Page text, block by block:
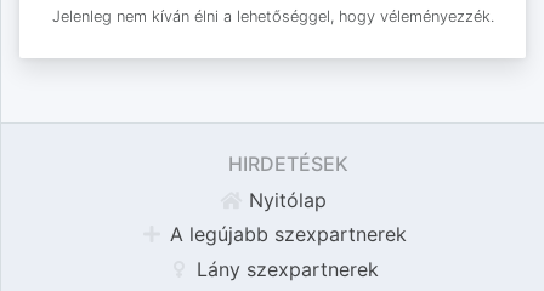
Jelenleg nem kíván élni a lehetőséggel, hogy véleményezzék.
HIRDETÉSEK
Nyitólap
A legújabb szexpartnerek
Lány szexpartnerek